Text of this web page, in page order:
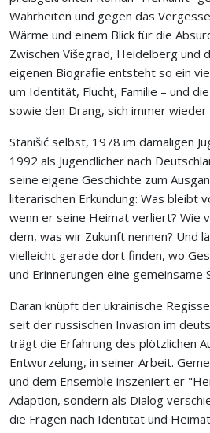
Wahrheiten und gegen das
Wärme und einem Blick für die
Zwischen Višegrad, Heidelberg und
eigenen Biografie entsteht so ein
um Identität, Flucht, Familie – und
sowie den Drang, sich immer
Stanišić selbst, 1978 im damaligen
1992 als Jugendlicher nach
seine eigene Geschichte zum
literarischen Erkundung: Was bleibt
wenn er seine Heimat verliert? Wie
dem, was wir Zukunft nennen? Und
vielleicht gerade dort finden, wo
und Erinnerungen eine gemeinsame
Daran knüpft der ukrainische
seit der russischen Invasion im
trägt die Erfahrung des plötzlichen
Entwurzelung, in seiner Arbeit.
und dem Ensemble inszeniert er
Adaption, sondern als Dialog
die Fragen nach Identität und